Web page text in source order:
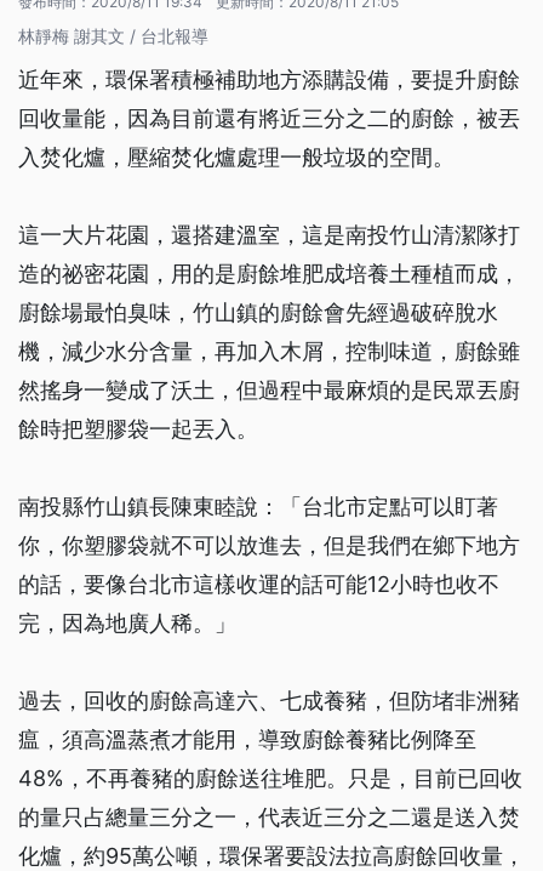
林靜梅 謝其文 / 台北報導
近年來，環保署積極補助地方添購設備，要提升廚餘
回收量能，因為目前還有將近三分之二的廚餘，被丟
入焚化爐，壓縮焚化爐處理一般垃圾的空間。
這一大片花園，還搭建溫室，這是南投竹山清潔隊打
造的祕密花園，用的是廚餘堆肥成培養土種植而成，
廚餘場最怕臭味，竹山鎮的廚餘會先經過破碎脫水
機，減少水分含量，再加入木屑，控制味道，廚餘雖
然搖身一變成了沃土，但過程中最麻煩的是民眾丟廚
餘時把塑膠袋一起丟入。
南投縣竹山鎮長陳東睦說：「台北市定點可以盯著
你，你塑膠袋就不可以放進去，但是我們在鄉下地方
的話，要像台北市這樣收運的話可能12小時也收不
完，因為地廣人稀。」
過去，回收的廚餘高達六、七成養豬，但防堵非洲豬
瘟，須高溫蒸煮才能用，導致廚餘養豬比例降至
48%，不再養豬的廚餘送往堆肥。只是，目前已回收
的量只占總量三分之一，代表近三分之二還是送入焚
化爐，約95萬公噸，環保署要設法拉高廚餘回收量，